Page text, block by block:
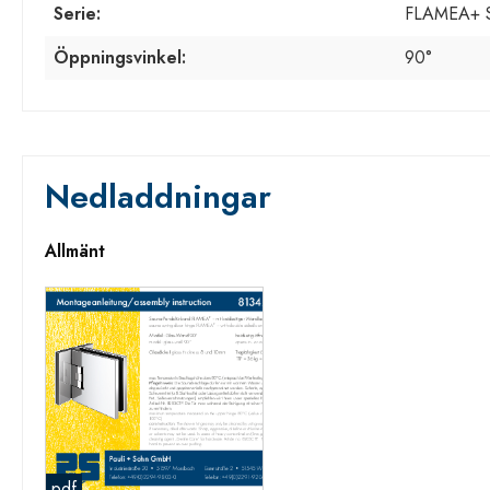
Serie:
FLAMEA+
Öppningsvinkel:
90°
Nedladdningar
Allmänt